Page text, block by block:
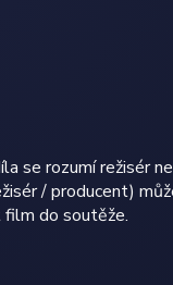
se rozumí režisér
/ producent)
do soutěže.